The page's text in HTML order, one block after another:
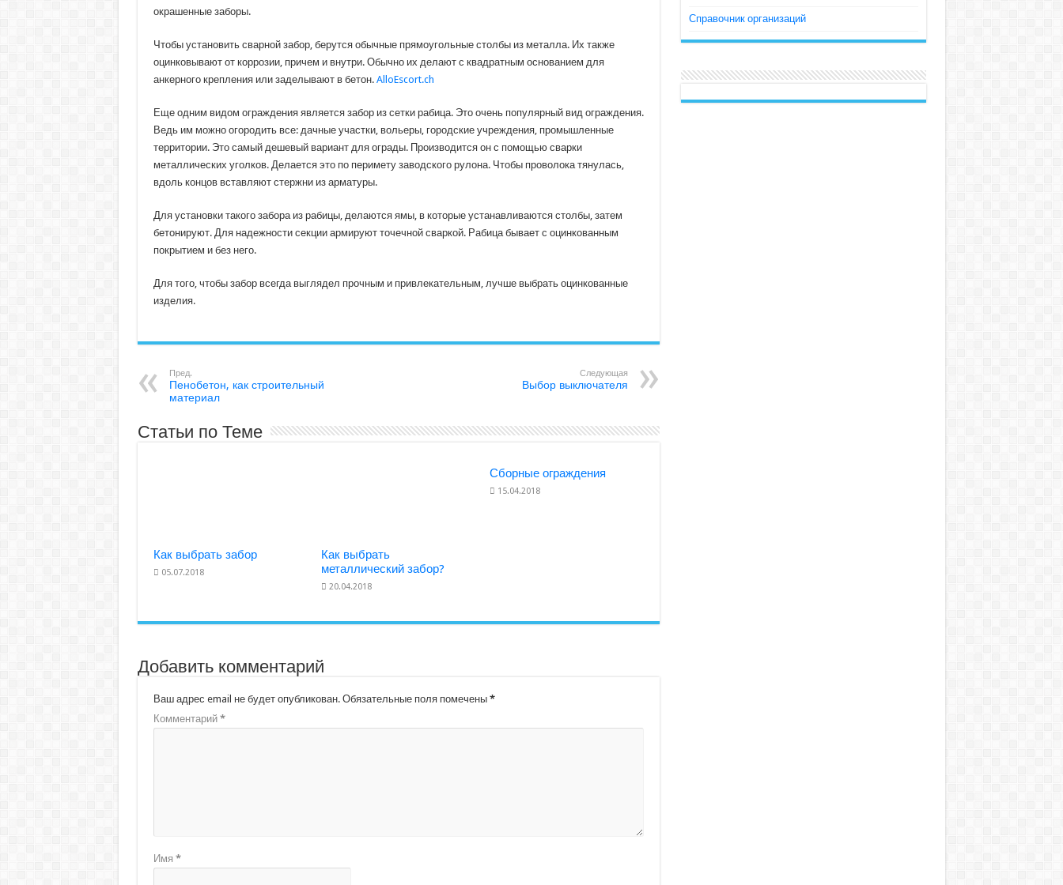
окрашенные заборы.
Чтобы установить сварной забор, берутся обычные прямоугольные столбы из металла. Их также
оцинковывают от коррозии, причем и внутри. Обычно их делают с квадратным основанием для
анкерного крепления или заделывают в бетон. AlloEscort.ch
Еще одним видом ограждения является забор из сетки рабица. Это очень популярный вид ограждения.
Ведь им можно огородить все: дачные участки, вольеры, городские учреждения, промышленные
территории. Это самый дешевый вариант для ограды. Производится он с помощью сварки
металлических уголков. Делается это по перимету заводского рулона. Чтобы проволока тянулась,
вдоль концов вставляют стержни из арматуры.
Для установки такого забора из рабицы, делаются ямы, в которые устанавливаются столбы, затем
бетонируют. Для надежности секции армируют точечной сваркой. Рабица бывает с оцинкованным
покрытием и без него.
Для того, чтобы забор всегда выглядел прочным и привлекательным, лучше выбрать оцинкованные
изделия.
Пред.
Пенобетон, как строительный
материал
Следующая
Выбор выключателя
Статьи по Теме
Как выбрать забор
05.07.2018
Как выбрать
металлический забор?
20.04.2018
Сборные ограждения
15.04.2018
Добавить комментарий
Ваш адрес email не будет опубликован. Обязательные поля помечены *
Комментарий *
Имя *
Справочник организаций